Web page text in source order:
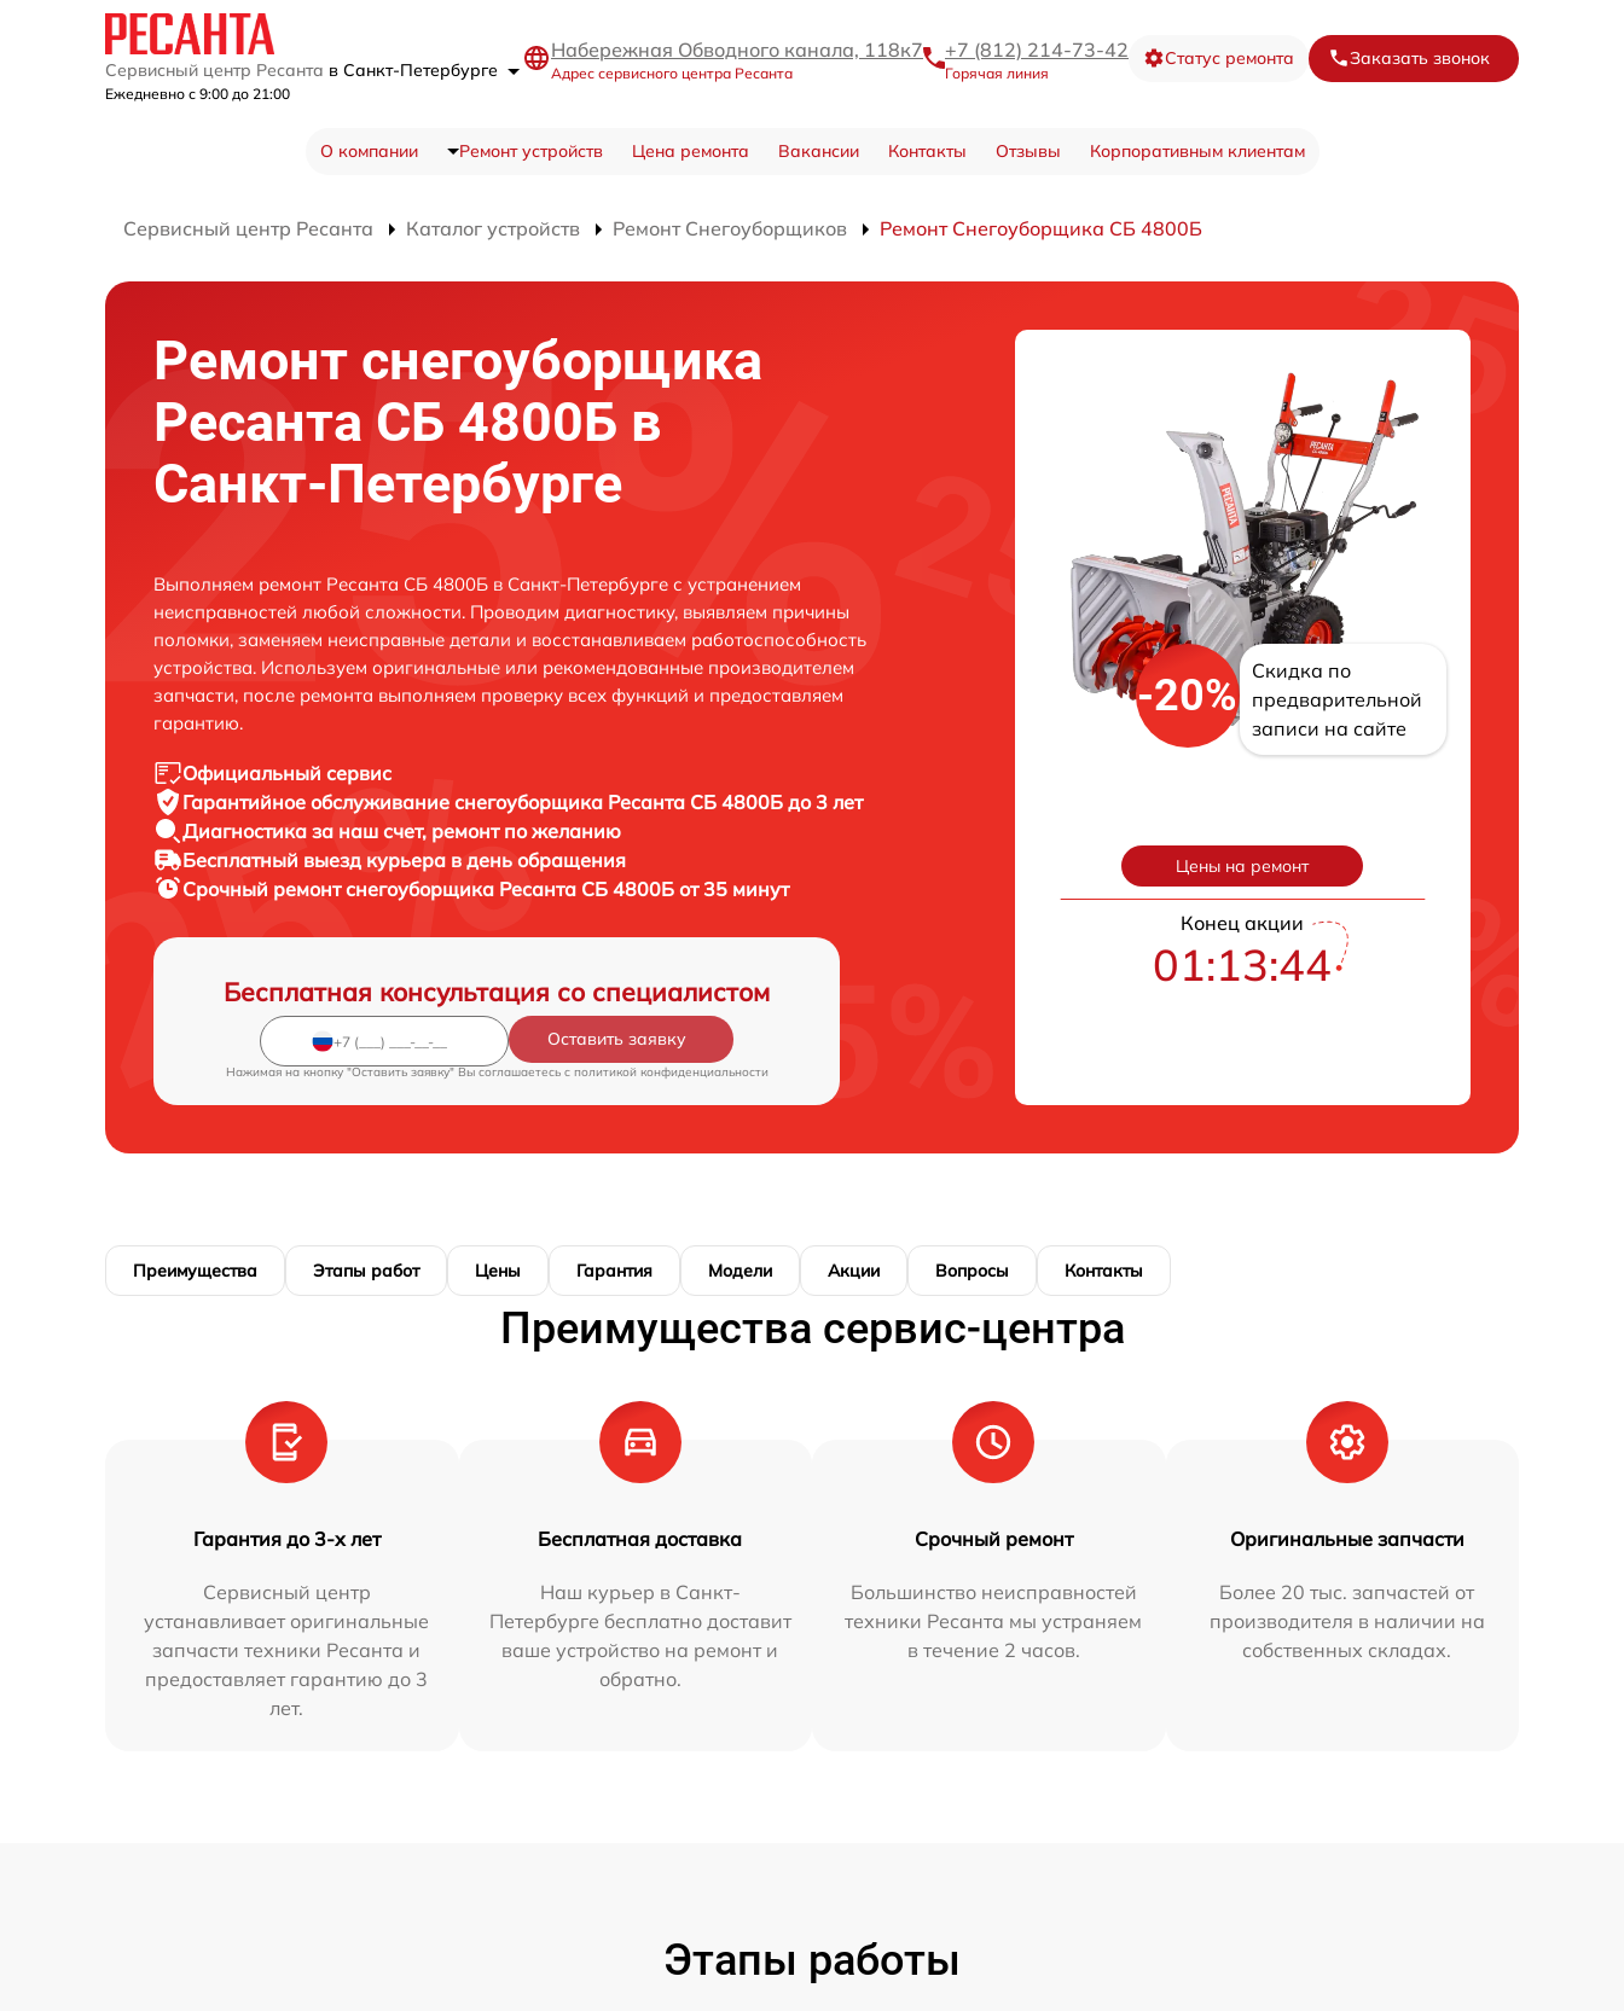
Сервисный центр Ресанта в Санкт-Петербурге
Ежедневно с 9:00 до 21:00
Набережная Обводного канала, 118к7
Адрес сервисного центра Ресанта
+7 (812) 214-73-42
Горячая линия
Статус ремонта Заказать звонок
О компании Ремонт устройств Цена ремонта Вакансии Контакты Отзывы Корпоративным клиентам
Сервисный центр Ресанта Каталог устройств Ремонт Снегоуборщиков Ремонт Снегоуборщика СБ 4800Б
Ремонт снегоуборщика
Ресанта СБ 4800Б в
Санкт-Петербурге
Выполняем ремонт Ресанта СБ 4800Б в Санкт-Петербурге с устранением
неисправностей любой сложности. Проводим диагностику, выявляем причины
поломки, заменяем неисправные детали и восстанавливаем работоспособность
устройства. Используем оригинальные или рекомендованные производителем
запчасти, после ремонта выполняем проверку всех функций и предоставляем
гарантию.
Официальный сервис
Гарантийное обслуживание снегоуборщика Ресанта СБ 4800Б до 3 лет
Диагностика за наш счет, ремонт по желанию
Бесплатный выезд курьера в день обращения
Срочный ремонтснегоуборщика Ресанта СБ 4800Б от 35 минут
Бесплатная консультация со специалистом
Оставить заявку
Нажимая на кнопку "Оставить заявку" Вы соглашаетесь c политикой конфиденциальности
-20%
Скидка по
предварительной
записи на сайте
Цены на ремонт
Конец акции
01:13:43
Преимущества Этапы работ Цены Гарантия Модели Акции Вопросы Контакты
Преимущества сервис-центра
Гарантия до 3-х лет
Сервисный центр
устанавливает оригинальные
запчасти техники Ресанта и
предоставляет гарантию до 3
лет.
Бесплатная доставка
Наш курьер в Санкт-
Петербурге бесплатно доставит
ваше устройство на ремонт и
обратно.
Срочный ремонт
Большинство неисправностей
техники Ресанта мы устраняем
в течение 2 часов.
Оригинальные запчасти
Более 20 тыс. запчастей от
производителя в наличии на
собственных складах.
Этапы работы